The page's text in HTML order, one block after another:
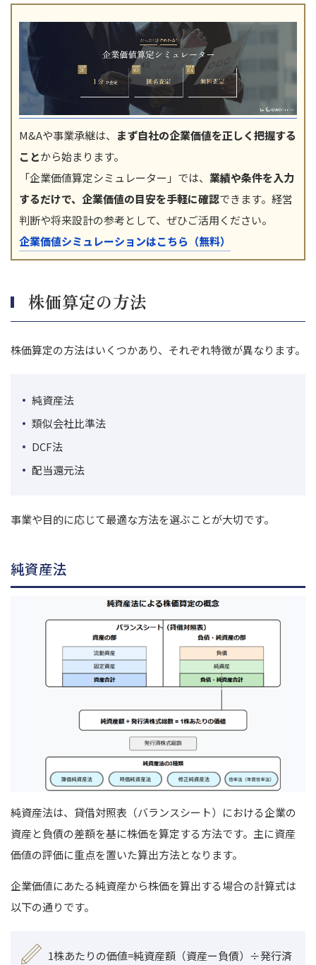
M&Aや事業承継は、 まず自社の企業価値を正しく把握する
ことから始まります。
「企業価値算定シミュレーター」では、 業績や条件を入力
するだけで、企業価値の目安を手軽に確認できます。経営
判断や将来設計の参考として、ぜひご活用ください。
企業価値シミュレーションはこちら（無料）
株価算定の方法
株価算定の方法はいくつかあり、それぞれ特徴が異なります。
純資産法
類似会社比準法
DCF法
配当還元法
事業や目的に応じて最適な方法を選ぶことが大切です。
純資産法
純資産法は、貸借対照表（バランスシート）における企業の
資産と負債の差額を基に株価を算定する方法です。主に資産
価値の評価に重点を置いた算出方法となります。
企業価値にあたる純資産から株価を算出する場合の計算式は
以下の通りです。
1株あたりの価値=純資産額（資産ー負債）÷発行済